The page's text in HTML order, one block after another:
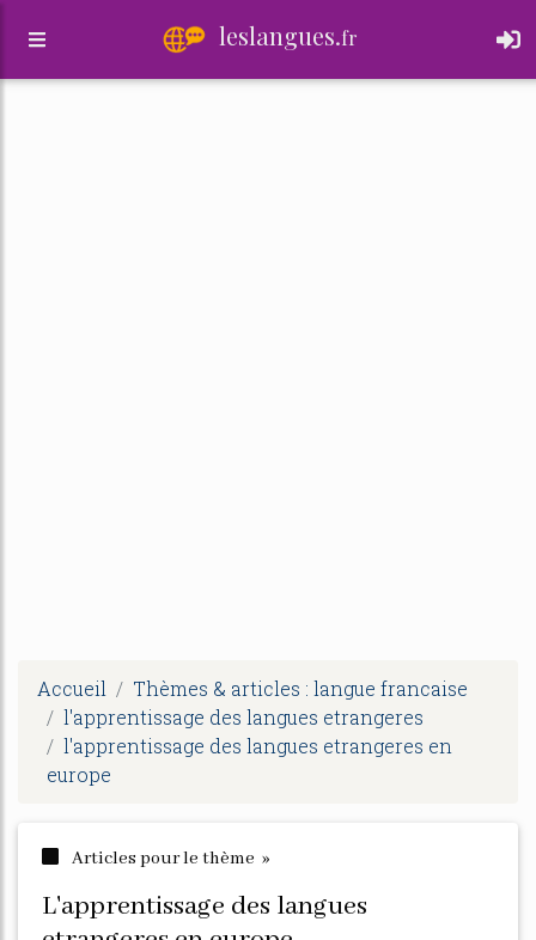
leslangues.fr
Accueil
Thèmes & articles : langue francaise
l'apprentissage des langues etrangeres
l'apprentissage des langues etrangeres en
europe
Articles pour le thème »
l'apprentissage des langues